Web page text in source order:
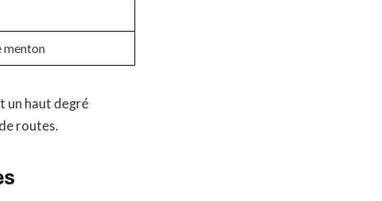
menton
un haut degré
routes.